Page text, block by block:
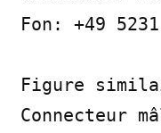
Fon: +49
Figure
Connecteur